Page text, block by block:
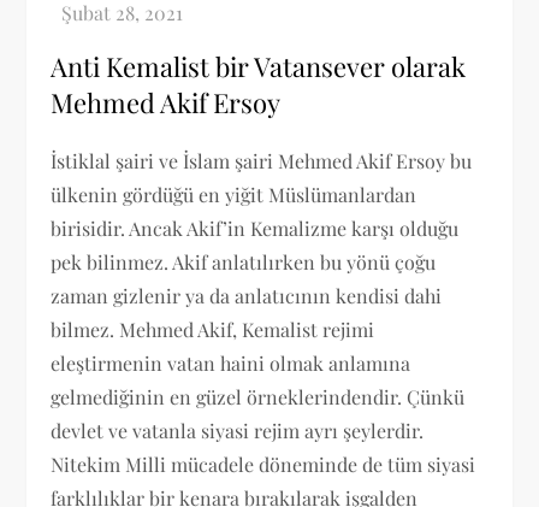
Anti Kemalist bir Vatansever olarak
Mehmed Akif Ersoy
İstiklal şairi ve İslam şairi Mehmed Akif Ersoy bu
ülkenin gördüğü en yiğit Müslümanlardan
birisidir. Ancak Akif’in Kemalizme karşı olduğu
pek bilinmez. Akif anlatılırken bu yönü çoğu
zaman gizlenir ya da anlatıcının kendisi dahi
bilmez. Mehmed Akif, Kemalist rejimi
eleştirmenin vatan haini olmak anlamına
gelmediğinin en güzel örneklerindendir. Çünkü
devlet ve vatanla siyasi rejim ayrı şeylerdir.
Nitekim Milli mücadele döneminde de tüm siyasi
farklılıklar bir kenara bırakılarak işgalden